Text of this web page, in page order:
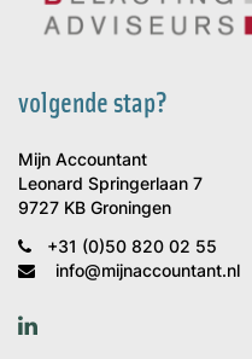
volgende stap?
Mijn Accountant
Leonard Springerlaan 7
9727 KB Groningen
+31 (0)50 820 02 55
info@mijnaccountant.nl